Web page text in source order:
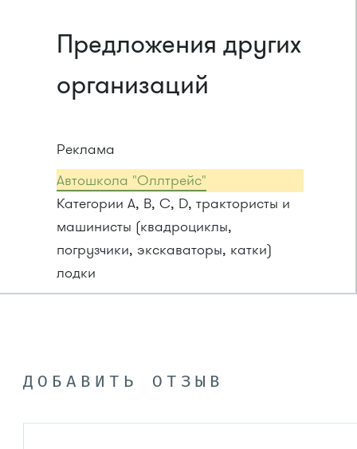
Предложения других
организаций
Реклама
Автошкола "Оллтрейс"
Категории A, B, C, D, трактористы и
машинисты (квадроциклы,
погрузчики, экскаваторы, катки)
лодки
ДОБАВИТЬ ОТЗЫВ